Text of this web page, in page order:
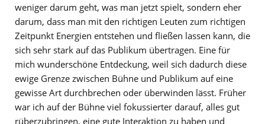
weniger darum geht, was man jetzt spielt, sondern eher
darum, dass man mit den richtigen Leuten zum richtigen
Zeitpunkt Energien entstehen und fließen lassen kann, die
sich sehr stark auf das Publikum übertragen. Eine für
mich wunderschöne Entdeckung, weil sich dadurch diese
ewige Grenze zwischen Bühne und Publikum auf eine
gewisse Art durchbrechen oder überwinden lässt. Früher
war ich auf der Bühne viel fokussierter darauf, alles gut
rüberzubringen, eine gute Interaktion zu haben und